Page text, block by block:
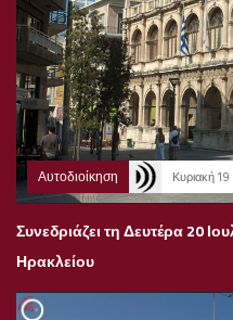
Αυτοδιοίκηση Κυριακή
Συνεδριάζει τη Δευτέρα 20
Ηρακλείου